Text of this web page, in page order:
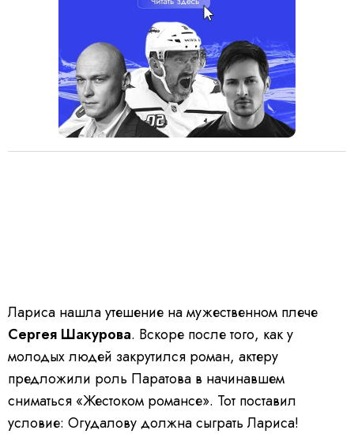
Лариса нашла утешение на мужественном плече
Сергея Шакурова. Вскоре после того, как у
молодых людей закрутился роман, актеру
предложили роль Паратова в начинавшем
сниматься «Жестоком романсе». Тот поставил
условие: Огудалову должна сыграть Лариса!